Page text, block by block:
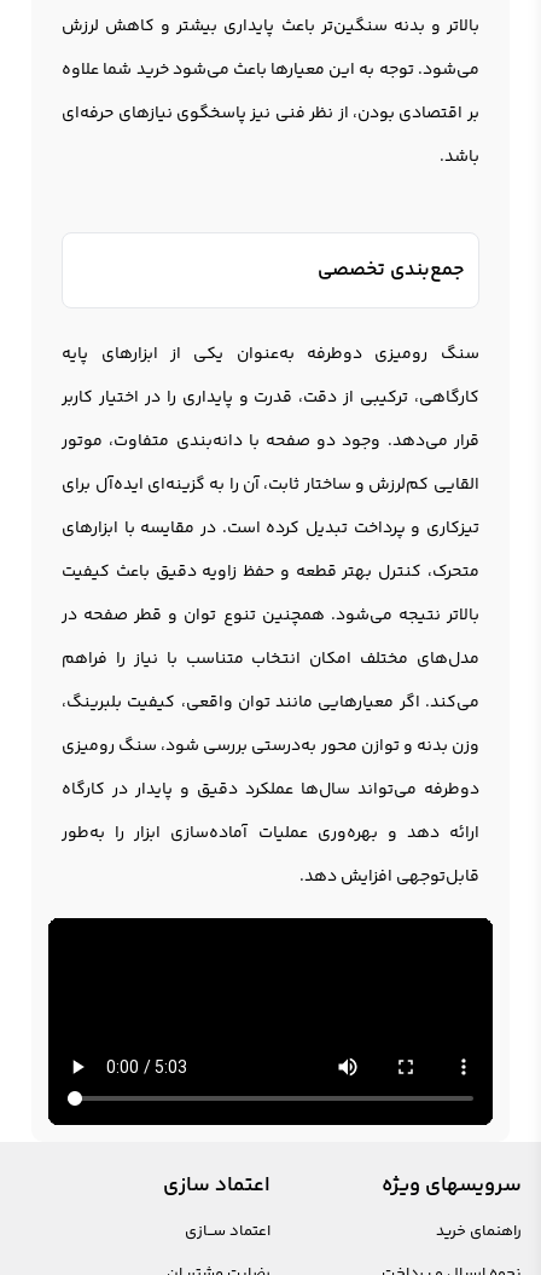
بالاتر و بدنه سنگین‌تر باعث پایداری بیشتر و کاهش لرزش
می‌شود. توجه به این معیارها باعث می‌شود خرید شما علاوه
بر اقتصادی بودن، از نظر فنی نیز پاسخگوی نیازهای حرفه‌ای
باشد.
جمع‌بندی تخصصی
سنگ رومیزی دوطرفه به‌عنوان یکی از ابزارهای پایه
کارگاهی، ترکیبی از دقت، قدرت و پایداری را در اختیار کاربر
قرار می‌دهد. وجود دو صفحه با دانه‌بندی متفاوت، موتور
القایی کم‌لرزش و ساختار ثابت، آن را به گزینه‌ای ایده‌آل برای
تیزکاری و پرداخت تبدیل کرده است. در مقایسه با ابزارهای
متحرک، کنترل بهتر قطعه و حفظ زاویه دقیق باعث کیفیت
بالاتر نتیجه می‌شود. همچنین تنوع توان و قطر صفحه در
مدل‌های مختلف امکان انتخاب متناسب با نیاز را فراهم
می‌کند. اگر معیارهایی مانند توان واقعی، کیفیت بلبرینگ،
وزن بدنه و توازن محور به‌درستی بررسی شود، سنگ روميزی
دوطرفه می‌تواند سال‌ها عملکرد دقیق و پایدار در کارگاه
ارائه دهد و بهره‌وری عملیات آماده‌سازی ابزار را به‌طور
قابل‌توجهی افزایش دهد.
سرویسهای ویژه
راهنمای خرید
اعتماد سازی
اعتماد ســازی